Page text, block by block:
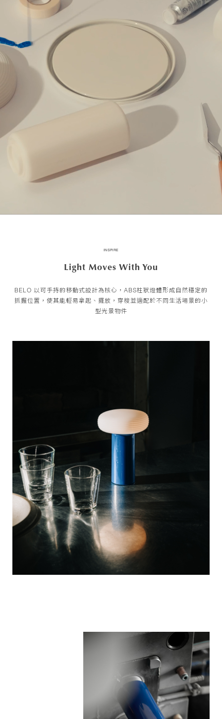
INSPIRE
Light Moves With You
BELO 以可手持的移動式設計為核心，ABS柱狀燈體形成自然穩定的
抓握位置，使其能輕易拿起、擺放，穿梭並適配於不同生活場景的小
型光景物件